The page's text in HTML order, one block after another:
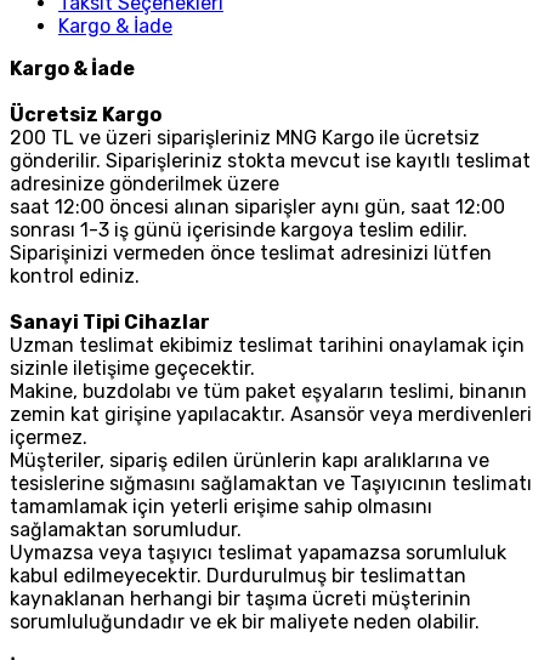
Kargo & İade
Kargo & İade
Ücretsiz Kargo
200 TL ve üzeri siparişleriniz MNG Kargo ile ücretsiz
gönderilir. Siparişleriniz stokta mevcut ise kayıtlı teslimat
adresinize gönderilmek üzere
saat 12:00 öncesi alınan siparişler aynı gün, saat 12:00
sonrası 1-3 iş günü içerisinde kargoya teslim edilir.
Siparişinizi vermeden önce teslimat adresinizi lütfen
kontrol ediniz.
Sanayi Tipi Cihazlar
Uzman teslimat ekibimiz teslimat tarihini onaylamak için
sizinle iletişime geçecektir.
Makine, buzdolabı ve tüm paket eşyaların teslimi, binanın
zemin kat girişine yapılacaktır. Asansör veya merdivenleri
içermez.
Müşteriler, sipariş edilen ürünlerin kapı aralıklarına ve
tesislerine sığmasını sağlamaktan ve Taşıyıcının teslimatı
tamamlamak için yeterli erişime sahip olmasını
sağlamaktan sorumludur.
Uymazsa veya taşıyıcı teslimat yapamazsa sorumluluk
kabul edilmeyecektir. Durdurulmuş bir teslimattan
kaynaklanan herhangi bir taşıma ücreti müşterinin
sorumluluğundadır ve ek bir maliyete neden olabilir.